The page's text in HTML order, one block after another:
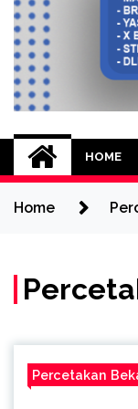
Goe
0822-
HOME
Home
Percetakan